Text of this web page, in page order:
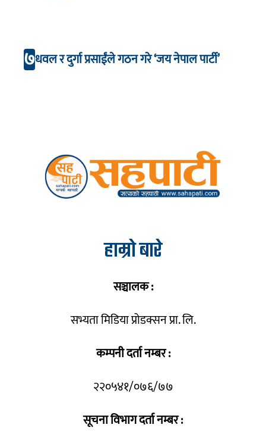
७धवल र दुर्गा प्रसाईंले गठन गरे ‘जय नेपाल पार्टी’
हाम्रो बारे
सञ्चालक :
सभ्यता मिडिया प्रोडक्सन प्रा. लि.
कम्पनी दर्ता नम्बर :
२२०५४१/०७६/७७
सूचना विभाग दर्ता नम्बर :